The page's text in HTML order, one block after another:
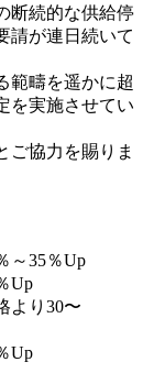
断続的な供給停
請が連日続いて
範疇を遥かに超
を実施させてい
ご協力を賜りま
～35％Up
Up
より30〜
Up